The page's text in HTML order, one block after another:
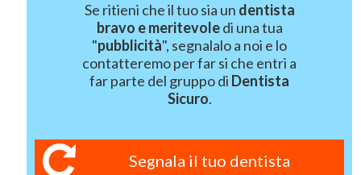
Se ritieni che il tuo sia un dentista
bravo e meritevoledi una tua
"pubblicità", segnalalo a noi e lo
contatteremo per far si che entri a
far parte del gruppo di Dentista
Sicuro.
Segnala il tuo dentista